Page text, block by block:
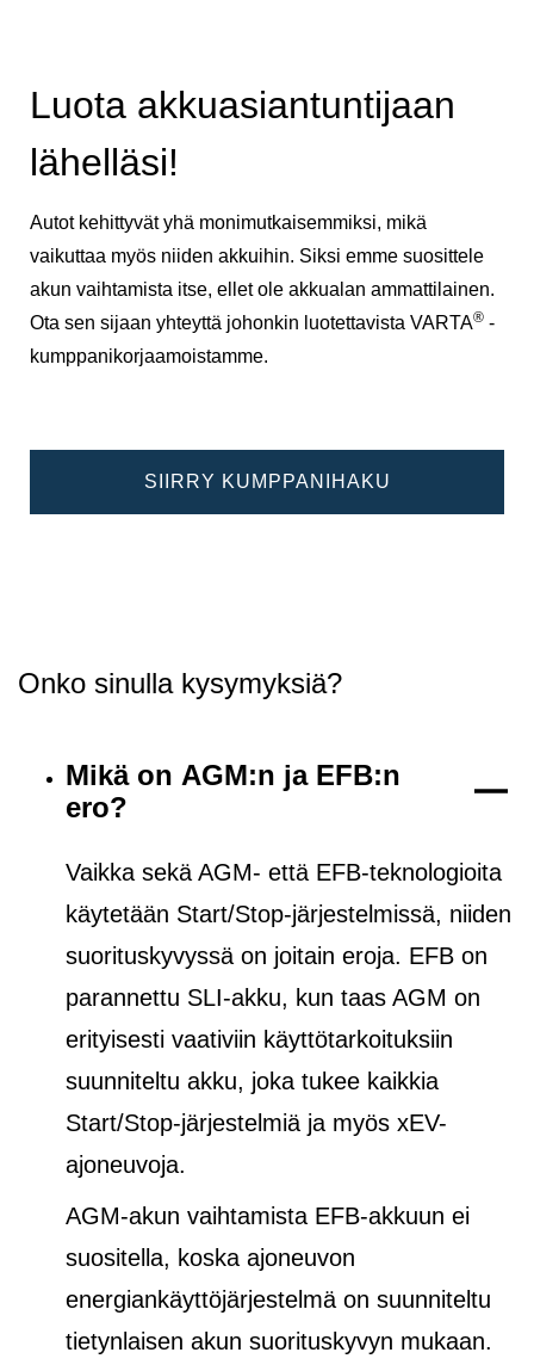
Luota akkuasiantuntijaan
lähelläsi!
Autot kehittyvät yhä monimutkaisemmiksi, mikä
vaikuttaa myös niiden akkuihin. Siksi emme suosittele
akun vaihtamista itse, ellet ole akkualan ammattilainen.
Ota sen sijaan yhteyttä johonkin luotettavista VARTA® -
kumppanikorjaamoistamme.
SIIRRY KUMPPANIHAKU
Onko sinulla kysymyksiä?
Mikä on AGM:n ja EFB:n
ero?
Vaikka sekä AGM- että EFB-teknologioita
käytetään Start/Stop-järjestelmissä, niiden
suorituskyvyssä on joitain eroja. EFB on
parannettu SLI-akku, kun taas AGM on
erityisesti vaativiin käyttötarkoituksiin
suunniteltu akku, joka tukee kaikkia
Start/Stop-järjestelmiä ja myös xEV-
ajoneuvoja.
AGM-akun vaihtamista EFB-akkuun ei
suositella, koska ajoneuvon
energiankäyttöjärjestelmä on suunniteltu
tietynlaisen akun suorituskyvyn mukaan.